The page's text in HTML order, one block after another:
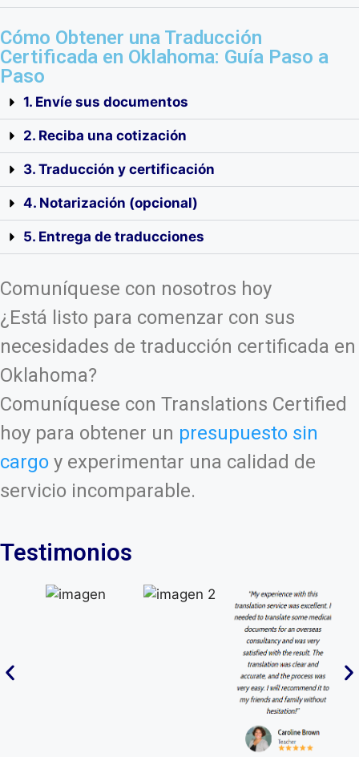
Cómo Obtener una Traducción
Certificada en Oklahoma: Guía Paso a
Paso
1. Envíe sus documentos
2. Reciba una cotización
3. Traducción y certificación
4. Notarización (opcional)
5. Entrega de traducciones
Comuníquese con nosotros hoy
¿Está listo para comenzar con sus
necesidades de traducción certificada en
Oklahoma?
Comuníquese con Translations Certified
hoy para obtener un presupuesto sin
cargo y experimentar una calidad de
servicio incomparable.
Testimonios